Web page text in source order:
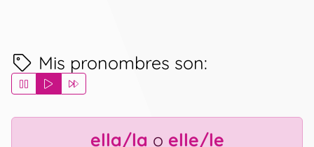
Mis pronombres son:
ella/la o elle/le